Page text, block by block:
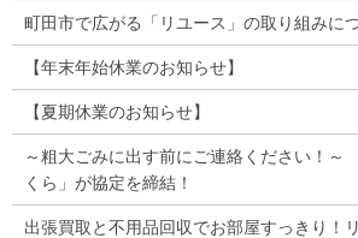
町田市で広がる「リユース」の取り組みに
【年末年始休業のお知らせ】
【夏期休業のお知らせ】
～粗大ごみに出す前にご連絡ください！～
くら」が協定を締結！
出張買取と不用品回収でお部屋すっきり！